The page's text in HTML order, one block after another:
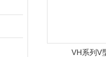
VH系列V